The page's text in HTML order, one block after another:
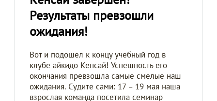
Результаты превзошли
ожидания!
Вот и подошел к концу учебный год в
клубе айкидо Kенсай! Успешность его
окончания превзошла самые смелые наш
ожидания. Судите сами: 17 – 19 мая наша
взрослая команда посетила семинар